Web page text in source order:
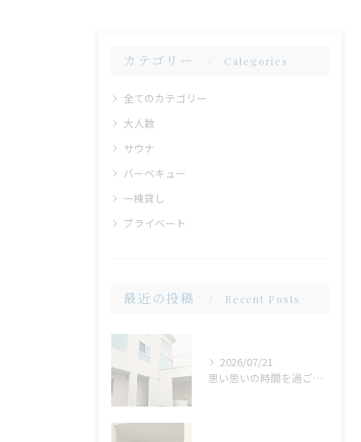
カテゴリー Categories
全てのカテゴリー
大人数
サウナ
バーベキュー
一棟貸し
プライベート
最近の投稿 Recent Posts
2026/07/21
思い思いの時間を過ごせる場所。広い庭だからこそ生まれる、心地よいひととき